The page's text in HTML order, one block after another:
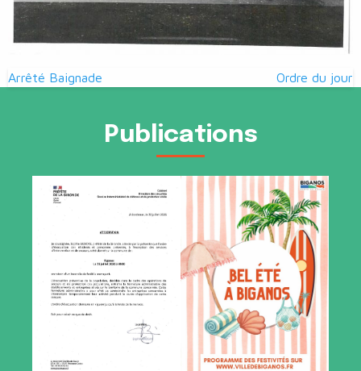
Navigation
Arrêté Baignade Ordre du jour
Publications